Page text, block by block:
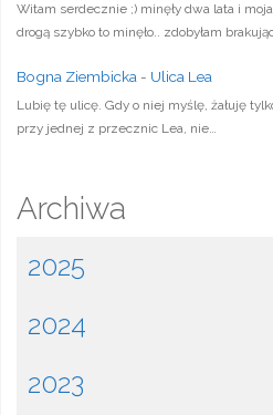
Witam serdecznie ;) minęły dwa lata i
drogą szybko to minęło.. zdobyłam
Bogna Ziembicka - Ulica Lea
Lubię tę ulicę. Gdy o niej myślę, żałuję
przy jednej z przecznic Lea, nie…
Archiwa
2025
2024
2023